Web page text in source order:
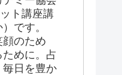
ト講座講
です。
のため
めに。占
毎日を豊か